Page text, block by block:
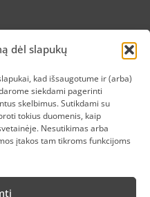
dėl slapukų
kad išsaugotume ir (arba)
siekdami pagerinti
skelbimus. Sutikdami su
tokius duomenis, kaip
Nesutikimas arba
įtakos tam tikroms funkcijoms